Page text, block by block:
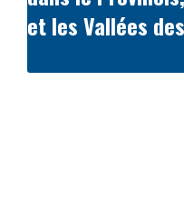
et les Vallées